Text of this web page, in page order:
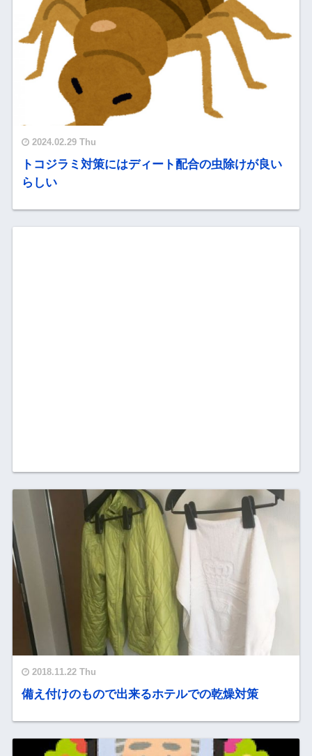
2024.02.29 Thu
トコジラミ対策にはディート配合の虫除けが良い
らしい
2018.11.22 Thu
備え付けのもので出来るホテルでの乾燥対策